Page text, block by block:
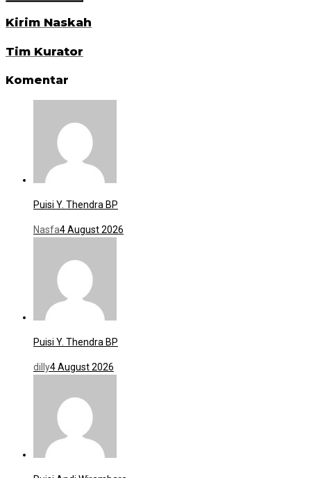
Kirim Naskah
Tim Kurator
Komentar
Puisi Y. Thendra BP
Nasfa4 August 2026
Puisi Y. Thendra BP
dilly4 August 2026